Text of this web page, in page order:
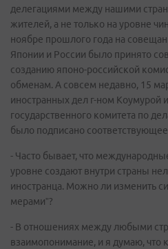
делегациями между нашими
жителей, а не только на уровне
ноябре прошлого года на
Японии и России было принято
созданию японо-российской
обменам. А совсем недавно, 15
иностранных дел г-ном Коумурой
государственного комитета по
было подписано
- Часто бывает, что
уровне создают внутри страны
иностранца. Можно ли изменить
мерами”?
- В отношениях между любыми
взаимопонимание, и я думаю, что